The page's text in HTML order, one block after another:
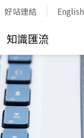
好站連結 English
知識匯流